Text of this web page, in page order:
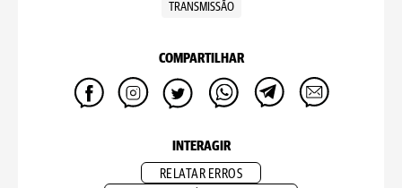
TRANSMISSÃO
COMPARTILHAR
INTERAGIR
RELATAR ERROS